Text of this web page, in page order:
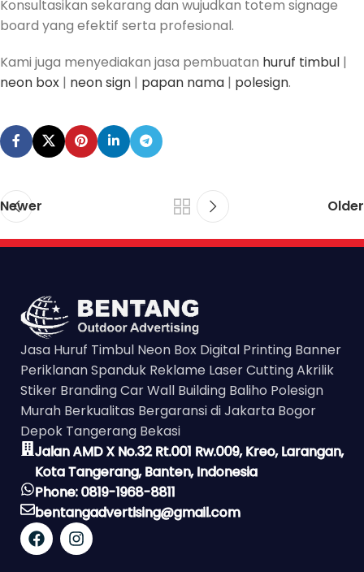
Konsultasikan sekarang dan wujudkan totem signage
board yang efektif serta profesional.
Kami juga menyediakan jasa pembuatan huruf timbul |
neon box | neon sign | papan nama | polesign.
Newer Older
Jasa Huruf Timbul Neon Box Digital Printing Banner
Periklanan Spanduk Reklame Laser Cutting Akrilik
Stiker Branding Car Wall Building Baliho Polesign
Murah Berkualitas Bergaransi di Jakarta Bogor
Depok Tangerang Bekasi
Jalan AMD X No.32 Rt.001 Rw.009, Kreo, Larangan,
Kota Tangerang, Banten, Indonesia
Phone: 0819-1968-8811
bentangadvertising@gmail.com